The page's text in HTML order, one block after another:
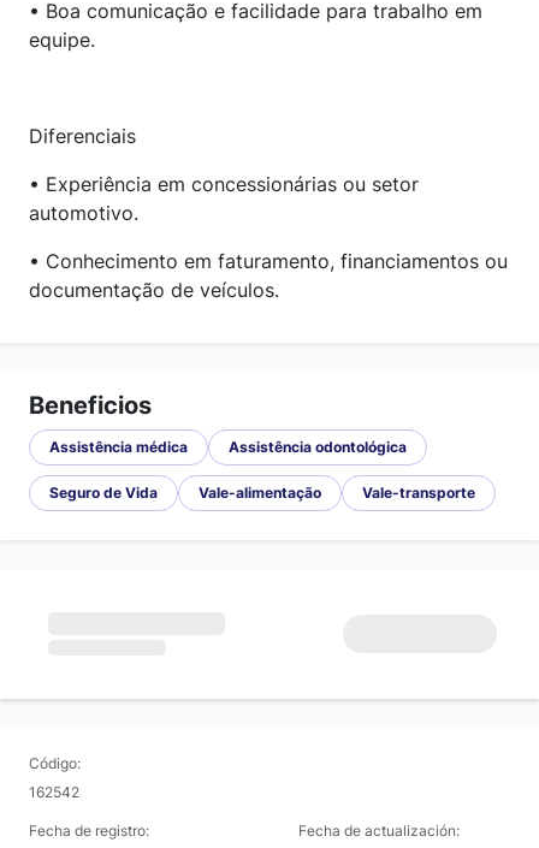
• Boa comunicação e facilidade para trabalho em
equipe.
Diferenciais
• Experiência em concessionárias ou setor
automotivo.
• Conhecimento em faturamento, financiamentos ou
documentação de veículos.
Beneficios
Assistência médica Assistência odontológica
Seguro de Vida Vale-alimentação Vale-transporte
Código:
162542
Fecha de registro:
Fecha de actualización: